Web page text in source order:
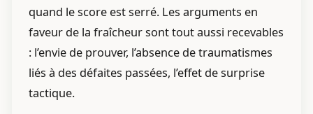
quand le score est serré. Les arguments en
faveur de la fraîcheur sont tout aussi recevables
: l’envie de prouver, l’absence de traumatismes
liés à des défaites passées, l’effet de surprise
tactique.